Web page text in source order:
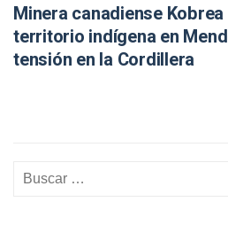
Minera canadiense
territorio indígena en
tensión en la Cordillera